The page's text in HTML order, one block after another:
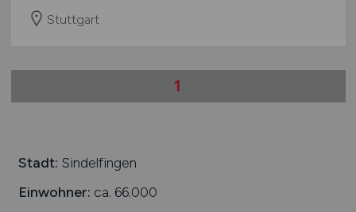
Stuttgart
1
Stadt: Sindelfingen
Einwohner: ca. 66.000